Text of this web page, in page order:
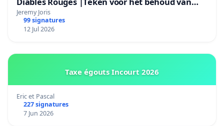
Rudi Garcia als bondscoach
Jeremy Joris
99 signatures
12 Jul 2026
Taxe égouts Incourt 2026
Eric et Pascal
227 signatures
7 Jun 2026